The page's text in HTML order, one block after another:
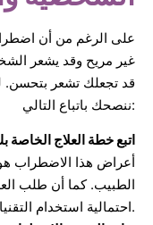
على الرغم من أن
غير مريح وقد يشعر
قد تجعلك تشعر بتحسن.
ننصحك باتباع التالي:
اتبع خطة العلاج الخاصة
أعراض هذا الاضطراب هو
الطبيب. كما أن طلب
احتمالية استخدام التقنيات العلاجية بنجاح.